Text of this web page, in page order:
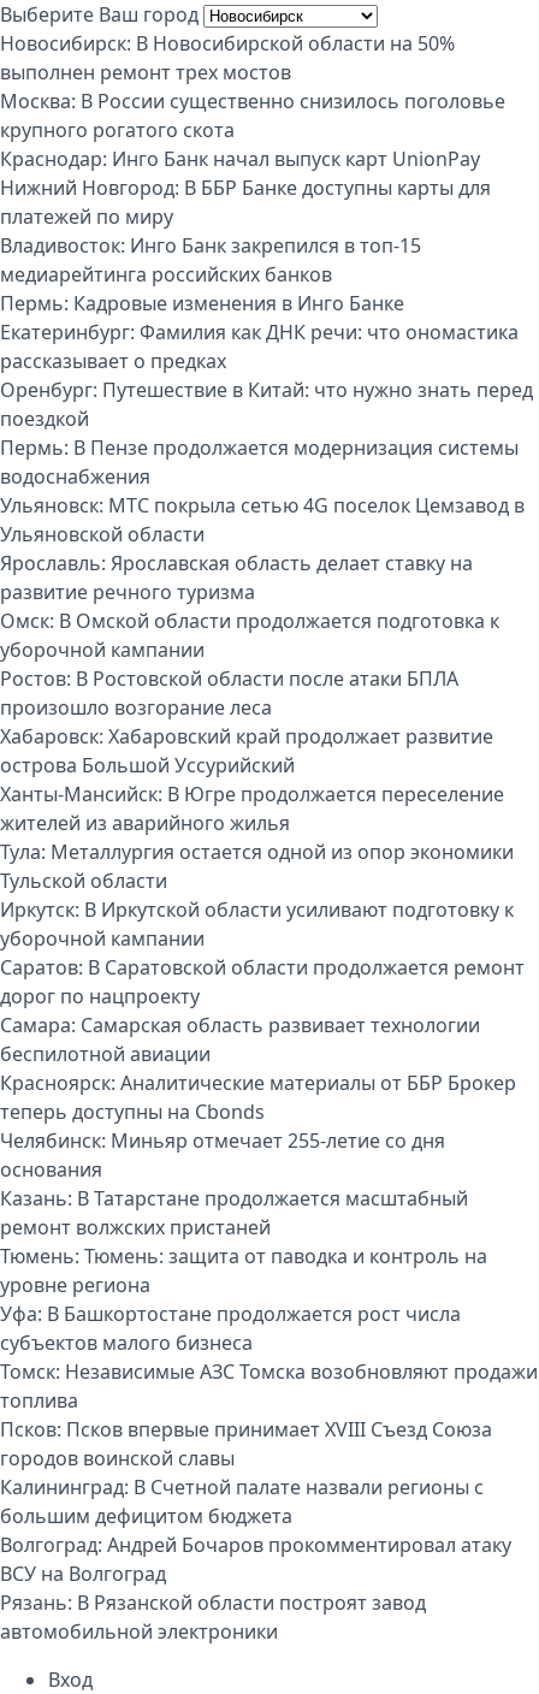
Выберите Ваш город
Новосибирск: В Новосибирской области на 50%
выполнен ремонт трех мостов
Москва: В России существенно снизилось поголовье
крупного рогатого скота
Краснодар: Инго Банк начал выпуск карт UnionPay
Нижний Новгород: В ББР Банке доступны карты для
платежей по миру
Владивосток: Инго Банк закрепился в топ-15
медиарейтинга российских банков
Пермь: Кадровые изменения в Инго Банке
Екатеринбург: Фамилия как ДНК речи: что ономастика
рассказывает о предках
Оренбург: Путешествие в Китай: что нужно знать перед
поездкой
Пермь: В Пензе продолжается модернизация системы
водоснабжения
Ульяновск: МТС покрыла сетью 4G поселок Цемзавод в
Ульяновской области
Ярославль: Ярославская область делает ставку на
развитие речного туризма
Омск: В Омской области продолжается подготовка к
уборочной кампании
Ростов: В Ростовской области после атаки БПЛА
произошло возгорание леса
Хабаровск: Хабаровский край продолжает развитие
острова Большой Уссурийский
Ханты-Мансийск: В Югре продолжается переселение
жителей из аварийного жилья
Тула: Металлургия остается одной из опор экономики
Тульской области
Иркутск: В Иркутской области усиливают подготовку к
уборочной кампании
Саратов: В Саратовской области продолжается ремонт
дорог по нацпроекту
Самара: Самарская область развивает технологии
беспилотной авиации
Красноярск: Аналитические материалы от ББР Брокер
теперь доступны на Cbonds
Челябинск: Миньяр отмечает 255-летие со дня
основания
Казань: В Татарстане продолжается масштабный
ремонт волжских пристаней
Тюмень: Тюмень: защита от паводка и контроль на
уровне региона
Уфа: В Башкортостане продолжается рост числа
субъектов малого бизнеса
Томск: Независимые АЗС Томска возобновляют продажи
топлива
Псков: Псков впервые принимает XVIII Съезд Союза
городов воинской славы
Калининград: В Счетной палате назвали регионы с
большим дефицитом бюджета
Волгоград: Андрей Бочаров прокомментировал атаку
ВСУ на Волгоград
Рязань: В Рязанской области построят завод
автомобильной электроники
Вход